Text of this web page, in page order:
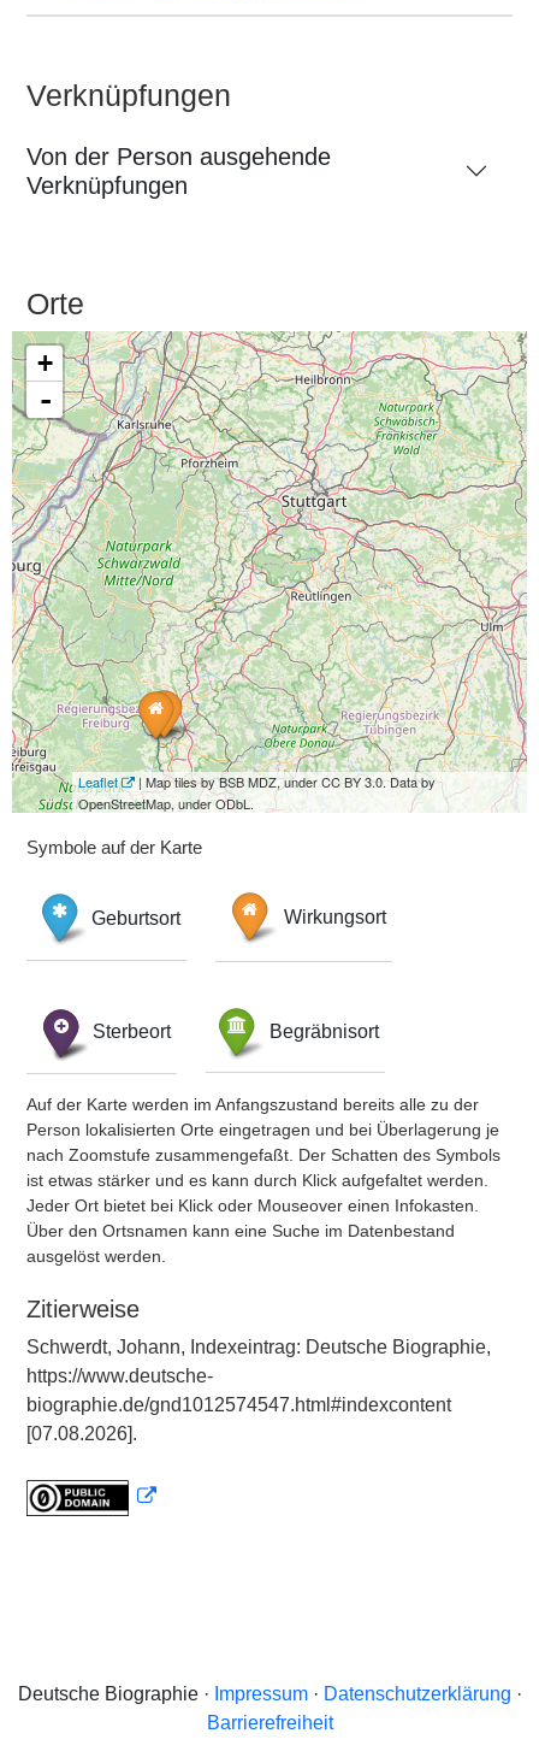
Verknüpfungen
Von der Person ausgehende
Verknüpfungen
Orte
+
-
Leaflet
| Map tiles by BSB MDZ, under CC BY 3.0. Data by
OpenStreetMap, under ODbL.
Symbole auf der Karte
Geburtsort Wirkungsort
Sterbeort Begräbnisort
Auf der Karte werden im Anfangszustand bereits alle zu der
Person lokalisierten Orte eingetragen und bei Überlagerung je
nach Zoomstufe zusammengefaßt. Der Schatten des Symbols
ist etwas stärker und es kann durch Klick aufgefaltet werden.
Jeder Ort bietet bei Klick oder Mouseover einen Infokasten.
Über den Ortsnamen kann eine Suche im Datenbestand
ausgelöst werden.
Zitierweise
Schwerdt, Johann, Indexeintrag: Deutsche Biographie,
https://www.deutsche-
biographie.de/gnd1012574547.html#indexcontent
[07.08.2026].
Deutsche Biographie · Impressum· Datenschutzerklärung ·
Barrierefreiheit